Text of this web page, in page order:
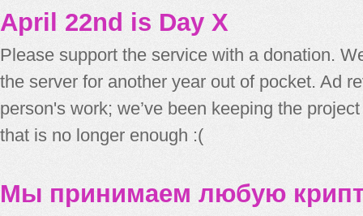
April 22nd is Day X
Please support the service with a donation.
the server for another year out of pocket. Ad
person's work; we’ve been keeping the
that is no longer enough :(
Мы принимаем любую